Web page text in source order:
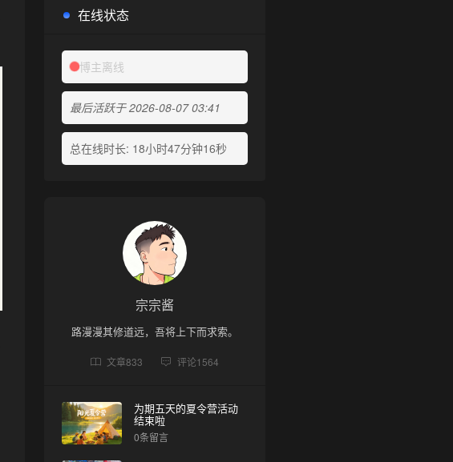
在线状态
博主离线
最后活跃于 2026-08-07 03:41
总在线时长: 18小时47分钟16秒
宗宗酱
路漫漫其修道远，吾将上下而求索。
文章833 评论1564
为期五天的夏令营活动
结束啦
0条留言